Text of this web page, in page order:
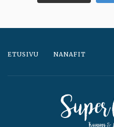
ETUSIVU NANAFIT